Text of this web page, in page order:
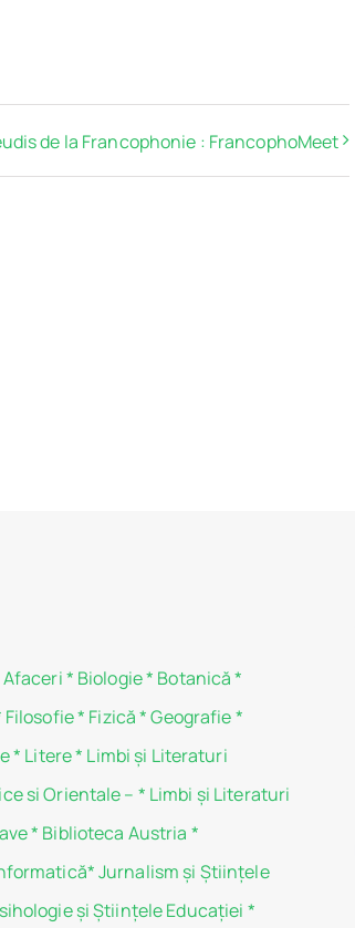
de la Francophonie : FrancophoMeet
* Biologie* Botanică *
Filosofie* Fizică* Geografie*
* Litere* Limbi și Literaturi
si Orientale – * Limbi și Literaturi
* Biblioteca Austria *
*Jurnalism şi Ştiinţele
şi Ştiinţele Educaţiei *